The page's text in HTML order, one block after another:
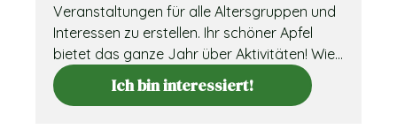
Veranstaltungen für alle Altersgruppen und
Interessen zu erstellen. Ihr schöner Apfel
bietet das ganze Jahr über Aktivitäten! Wie
versprochen haben wir in diesem Jahr viele
bunte Veranstaltungen für die Besucher von
Ich bin interessiert!